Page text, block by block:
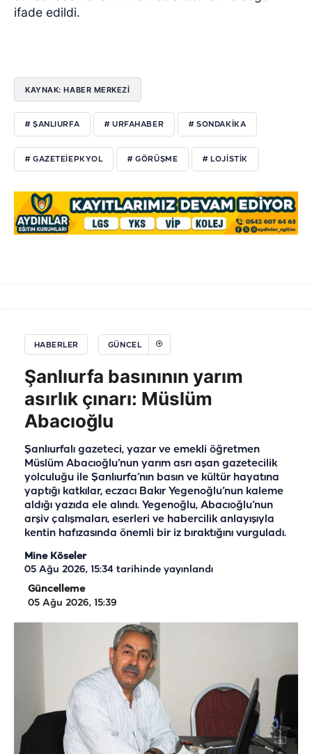
ifade edildi.
KAYNAK: HABER MERKEZI
# ŞANLIURFA # URFAHABER # SONDAKIKA
# GAZETEIEPKYOL # GÖRÜŞME # LOJISTIK
HABERLER GÜNCEL
Şanlıurfa basınının yarım
asırlık çınarı: Müslüm
Abacıoğlu
Şanlıurfalı gazeteci, yazar ve emekli öğretmen
Müslüm Abacıoğlu’nun yarım asrı aşan gazetecilik
yolculuğu ile Şanlıurfa’nın basın ve kültür hayatına
yaptığı katkılar, eczacı Bakır Yegenoğlu’nun kaleme
aldığı yazıda ele alındı. Yegenoğlu, Abacıoğlu’nun
arşiv çalışmaları, eserleri ve habercilik anlayışıyla
kentin hafızasında önemli bir iz bıraktığını vurguladı.
Mine Köseler
05 Ağu 2026, 15:34 tarihinde yayınlandı
Güncelleme
05 Ağu 2026, 15:39